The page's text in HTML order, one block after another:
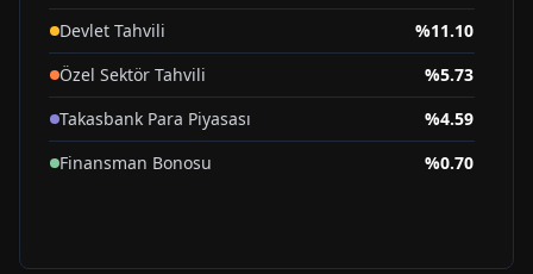
Devlet Tahvili
%11.10
Özel Sektör Tahvili
%5.73
Takasbank Para Piyasası
%4.59
Finansman Bonosu
%0.70